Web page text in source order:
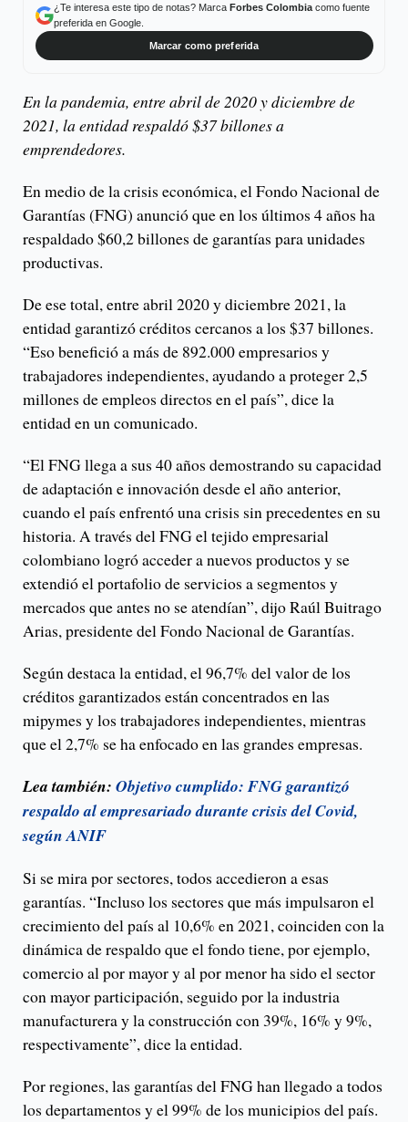
¿Te interesa este tipo de notas? Marca Forbes Colombiacomo fuente
preferida en Google.
Marcar como preferida
En la pandemia, entre abril de 2020 y diciembre de
2021, la entidad respaldó $37 billones a
emprendedores.
En medio de la crisis económica, el Fondo Nacional de
Garantías (FNG) anunció que en los últimos 4 años ha
respaldado $60,2 billones de garantías para unidades
productivas.
De ese total, entre abril 2020 y diciembre 2021, la
entidad garantizó créditos cercanos a los $37 billones.
“Eso benefició a más de 892.000 empresarios y
trabajadores independientes, ayudando a proteger 2,5
millones de empleos directos en el país”, dice la
entidad en un comunicado.
“El FNG llega a sus 40 años demostrando su capacidad
de adaptación e innovación desde el año anterior,
cuando el país enfrentó una crisis sin precedentes en su
historia. A través del FNG el tejido empresarial
colombiano logró acceder a nuevos productos y se
extendió el portafolio de servicios a segmentos y
mercados que antes no se atendían”, dijo Raúl Buitrago
Arias, presidente del Fondo Nacional de Garantías.
Según destaca la entidad, el 96,7% del valor de los
créditos garantizados están concentrados en las
mipymes y los trabajadores independientes, mientras
que el 2,7% se ha enfocado en las grandes empresas.
Lea también: Objetivo cumplido: FNG garantizó
respaldo al empresariado durante crisis del Covid,
según ANIF
Si se mira por sectores, todos accedieron a esas
garantías. “Incluso los sectores que más impulsaron el
crecimiento del país al 10,6% en 2021, coinciden con la
dinámica de respaldo que el fondo tiene, por ejemplo,
comercio al por mayor y al por menor ha sido el sector
con mayor participación, seguido por la industria
manufacturera y la construcción con 39%, 16% y 9%,
respectivamente”, dice la entidad.
Por regiones, las garantías del FNG han llegado a todos
los departamentos y el 99% de los municipios del país.